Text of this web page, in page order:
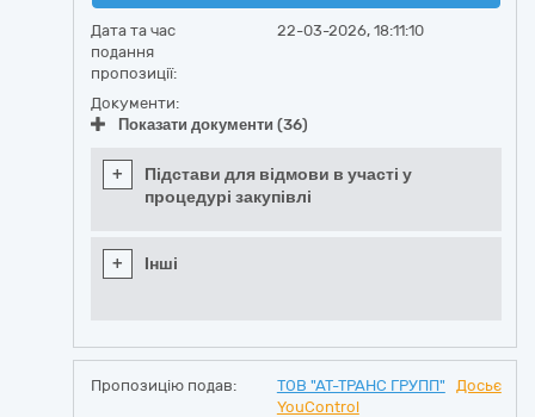
Дата та час
подання
пропозиції:
22-03-2026, 18:11:10
Документи:
Показати документи (36)
+
Підстави для відмови в участі у
процедурі закупівлі
+ Інші
Пропозицію подав: ТОВ "АТ-ТРАНС ГРУПП"
Досьє
YouControl